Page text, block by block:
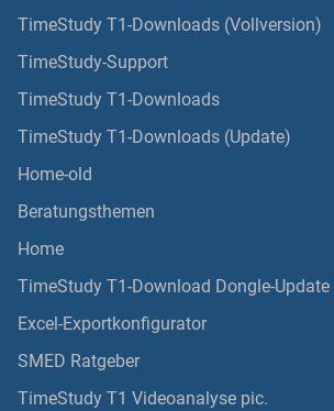
TimeStudy T1-Downloads (Vollversion)
TimeStudy-Support
TimeStudy T1-Downloads
TimeStudy T1-Downloads (Update)
Home-old
Beratungsthemen
Home
TimeStudy T1-Download Dongle-Update
Excel-Exportkonfigurator
SMED Ratgeber
TimeStudy T1 Videoanalyse pic.